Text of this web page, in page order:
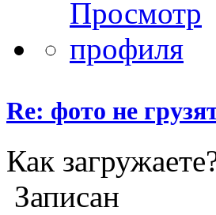
Re: фото не
Как
Записан